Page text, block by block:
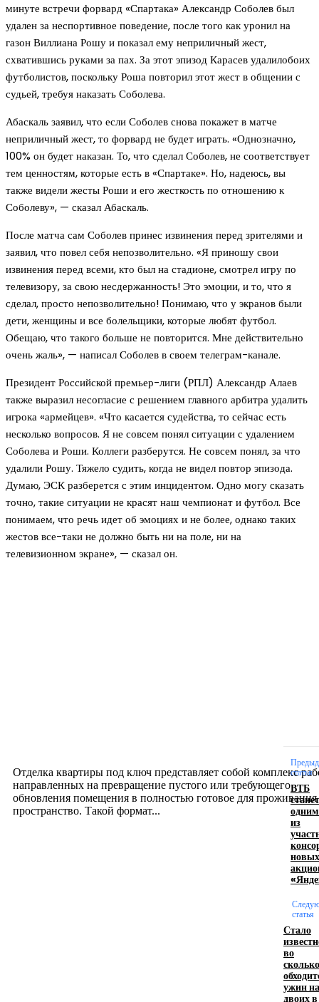
минуте встречи форвард «Спартака» Александр Соболев был
удален за неспортивное поведение, после того как уронил на
газон Виллиана Рошу и показал ему неприличный жест,
схватившись руками за пах. За этот эпизод Карасев удалилобоих
футболистов, поскольку Роша повторил этот жест в общении с
судьей, требуя наказать Соболева.
Абаскаль заявил, что если Соболев снова покажет в матче
неприличный жест, то форвард не будет играть. «Однозначно,
100% он будет наказан. То, что сделал Соболев, не соответствует
тем ценностям, которые есть в «Спартаке». Но, надеюсь, вы
также видели жесты Роши и его жесткость по отношению к
Соболеву», — сказал Абаскаль.
После матча сам Соболев принес извинения перед зрителями и
заявил, что повел себя непозволительно. «Я приношу свои
извинения перед всеми, кто был на стадионе, смотрел игру по
телевизору, за свою несдержанность! Это эмоции, и то, что я
сделал, просто непозволительно! Понимаю, что у экранов были
дети, женщины и все болельщики, которые любят футбол.
Обещаю, что такого больше не повторится. Мне действительно
очень жаль», — написал Соболев в своем телеграм-канале.
Президент Российской премьер-лиги (РПЛ) Александр Алаев
также выразил несогласие с решением главного арбитра удалить
игрока «армейцев». «Что касается судейства, то сейчас есть
несколько вопросов. Я не совсем понял ситуации с удалением
Соболева и Роши. Коллеги разберутся. Не совсем понял, за что
удалили Рошу. Тяжело судить, когда не видел повтор эпизода.
Думаю, ЭСК разберется с этим инцидентом. Одно могу сказать
точно, такие ситуации не красят наш чемпионат и футбол. Все
понимаем, что речь идет об эмоциях и не более, однако таких
жестов все-таки не должно быть ни на поле, ни на
телевизионном экране», — сказал он.
Отделка квартиры под ключ представляет собой комплекс
направленных на превращение пустого или требующего
обновления помещения в полностью готовое для проживания
пространство. Такой формат...
логотипом: эффективный инструмент бренда
Девушка в бокале: легендарный номер бурлеска
статья
ВТБ
станет
одним
из
новых
статья
Стало
во
сколько
ужин на
двоих в